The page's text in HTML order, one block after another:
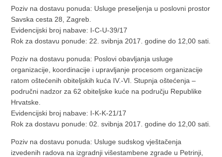
Poziv na dostavu ponuda: Usluge preseljenja u poslovni prostor
Savska cesta 28, Zagreb.
Evidencijski broj nabave: I-C-U-39/17
Rok za dostavu ponude: 22. svibnja 2017. godine do 12,00 sati.
Poziv na dostavu ponuda: Poslovi obavljanja usluge
organizacije, koordinacije i upravljanje procesom organizacije
ratom oštećenih obiteljskih kuća IV.-VI. Stupnja oštećenja –
područni nadzor za 62 obiteljske kuće na području Republike
Hrvatske.
Evidencijski broj nabave: I-K-K-21/17
Rok za dostavu ponude: 02. svibnja 2017. godine do 12,00 sati.
Poziv na dostavu ponuda: Usluge sudskog vještačenja
izvedenih radova na izgradnji višestambene zgrade u Petrinji,